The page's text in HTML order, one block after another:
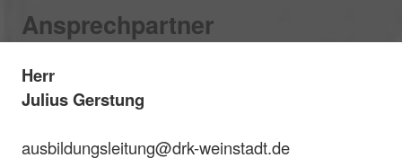
Ansprechpartner
Herr
Julius Gerstung
ausbildungsleitung@drk-weinstadt.de